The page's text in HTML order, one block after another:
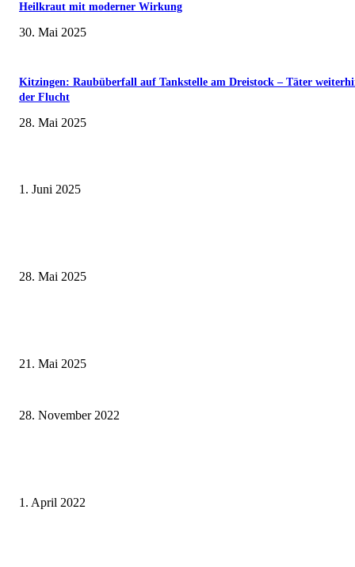
Heilkraut mit moderner Wirkung
30. Mai 2025
Kitzingen: Raubüberfall auf Tankstelle am Dreistock – Täter
der Flucht
28. Mai 2025
1. Juni 2025
28. Mai 2025
21. Mai 2025
28. November 2022
1. April 2022